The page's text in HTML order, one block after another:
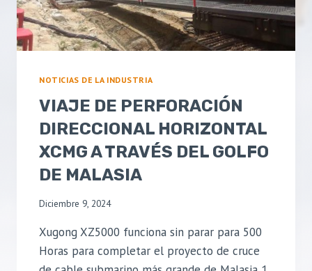
U
G
O
N
E
N
U
S
T
R
A
B
U
N
NOTICIAS DE LA INDUSTRIA
VIAJE DE PERFORACIÓN
DIRECCIONAL HORIZONTAL
XCMG A TRAVÉS DEL GOLFO
DE MALASIA
Diciembre 9, 2024
Xugong XZ5000 funciona sin parar para 500
Horas para completar el proyecto de cruce